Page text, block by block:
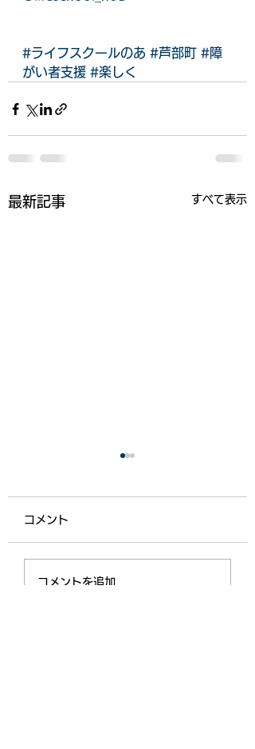
#ライフスクールのあ #芦部町 #障
がい者支援 #楽しく
最新記事 すべて表示
【ライフ通信５５７】
コメント
コメントを追加…